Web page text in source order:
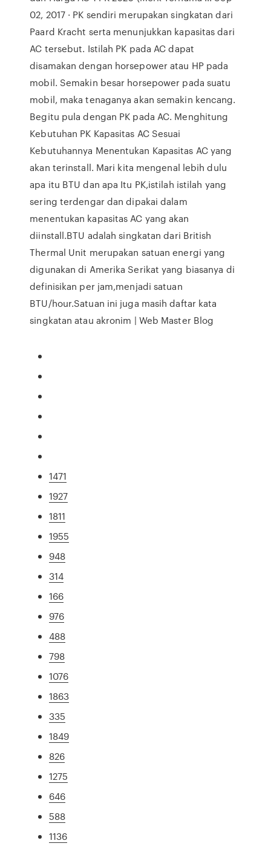
02, 2017 · PK sendiri merupakan singkatan dari
Paard Kracht serta menunjukkan kapasitas dari
AC tersebut. Istilah PK pada AC dapat
disamakan dengan horsepower atau HP pada
mobil. Semakin besar horsepower pada suatu
mobil, maka tenaganya akan semakin kencang.
Begitu pula dengan PK pada AC. Menghitung
Kebutuhan PK Kapasitas AC Sesuai
Kebutuhannya Menentukan Kapasitas AC yang
akan terinstall. Mari kita mengenal lebih dulu
apa itu BTU dan apa Itu PK,istilah istilah yang
sering terdengar dan dipakai dalam
menentukan kapasitas AC yang akan
diinstall.BTU adalah singkatan dari British
Thermal Unit merupakan satuan energi yang
digunakan di Amerika Serikat yang biasanya di
definisikan per jam,menjadi satuan
BTU/hour.Satuan ini juga masih daftar kata
singkatan atau akronim | Web Master Blog
1471
1927
1811
1955
948
314
166
976
488
798
1076
1863
335
1849
826
1275
646
588
1136